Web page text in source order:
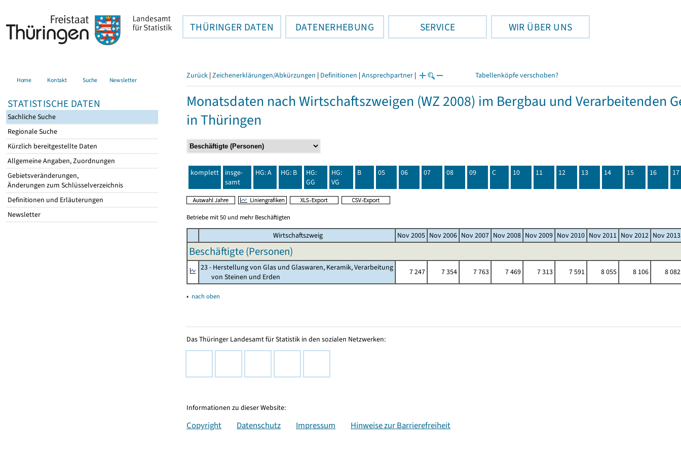
THÜRINGER DATEN DATENERHEBUNG SERVICE WIR ÜBER UNS
Home Kontakt Suche Newsletter
STATISTISCHE DATEN
Sachliche Suche
Regionale Suche
Kürzlich bereitgestellte Daten
Allgemeine Angaben, Zuordnungen
Gebietsveränderungen,
Änderungen zum Schlüsselverzeichnis
Definitionen und Erläuterungen
Newsletter
Zurück | Zeichenerklärungen/Abkürzungen | Definitionen | Ansprechpartner | Tabellenköpfe verschoben?
Monatsdaten nach Wirtschaftszweigen (WZ 2008) im Bergbau und Verarbeitenden
in Thüringen
komplett
insge-
samt
HG: A HG: B
HG:
GG
HG:
VG
B 05 06 07 08 09 C 10 11 12 13 14 15 16 17
Betriebe mit 50 und mehr Beschäftigten
Wirtschaftszweig Nov 2005 Nov 2006 Nov 2007 Nov 2008 Nov 2009 Nov 2010 Nov 2011 Nov 2012 Nov 2013
Beschäftigte (Personen)
23 - Herstellung von Glas und Glaswaren, Keramik, Verarbeitung
von Steinen und Erden
7 247 7 354 7 763 7 469 7 313 7 591 8 055 8 106 8 082
▴ nach oben
Das Thüringer Landesamt für Statistik in den sozialen Netzwerken:
Informationen zu dieser Website:
Copyright Datenschutz Impressum Hinweise zur Barrierefreiheit